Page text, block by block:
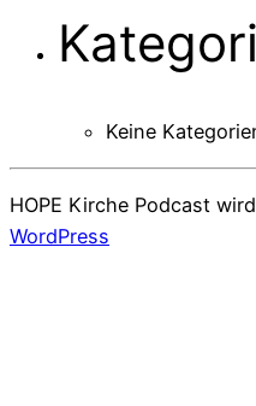
Keine
HOPE Kirche Podcast
WordPress